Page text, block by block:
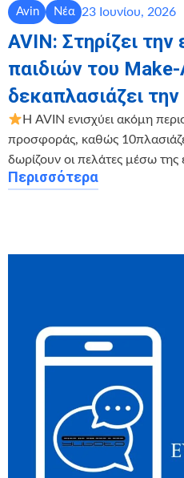
Avin Νέα 23 Ιουνίου, 2026
AVIN: Στηρίζει
παιδιών του
δεκαπλασιάζει
Η AVIN ενισχύει ακόμη
προσφοράς, καθώς
δωρίζουν οι πελάτες μέσω
Περισσότερα